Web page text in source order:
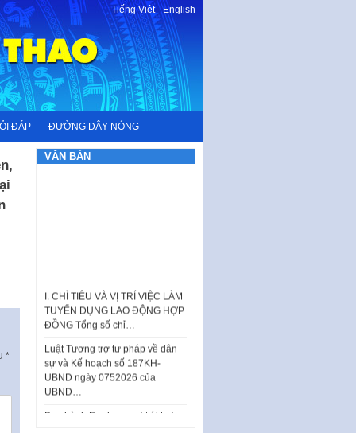
Tiếng Việt-English
ĐÁP ĐƯỜNG DÂY NÓNG
*
VĂN BẢN
TUYỂN DỤNG LAO ĐỘNG HỢP
ĐỒNG Tổng số chỉ…
sự và Kế hoạch số 187KH-
UBND ngày 0752026 của
UBND…